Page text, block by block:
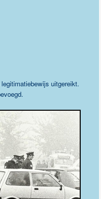
uitgereikt.